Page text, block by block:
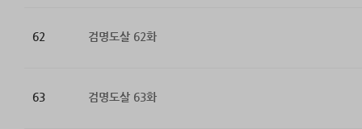
62 검명도살 62화
63 검명도살 63화